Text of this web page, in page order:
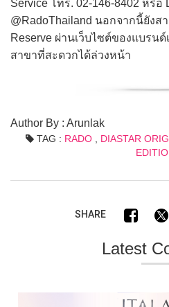
Service โทร. 02-146-8402 หรือ
@RadoThailand นอกจากนี้ยังส
Reserve ผ่านเว็บไซต์ของแบรน
สาขาที่สะดวกได้ล่วงหน้า
Author By : Arunlak
TAG : RADO, DIASTAR
SHARE
Latest